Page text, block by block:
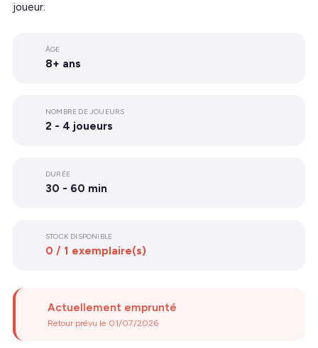
joueur.
ÂGE
8+ ans
NOMBRE DE JOUEURS
2 - 4 joueurs
DURÉE
30 - 60 min
STOCK DISPONIBLE
0 / 1 exemplaire(s)
Actuellement emprunté
Retour prévu le 01/07/2026